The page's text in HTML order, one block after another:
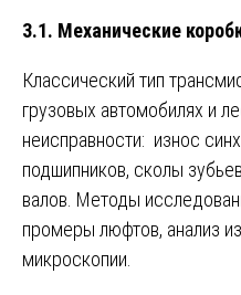
3.1. Механические
Классический тип
грузовых автомобилях и
неисправности: износ
подшипников, сколы
валов. Методы
промеры люфтов, анализ
микроскопии.